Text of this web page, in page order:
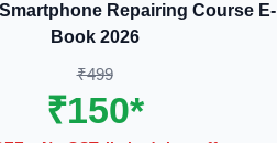
Repairing Course E-
Book 2026
₹499
₹150*